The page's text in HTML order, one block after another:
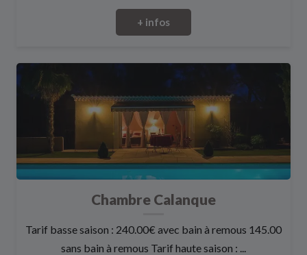
+ infos
Chambre Calanque
Tarif basse saison : 240.00€ avec bain à remous 145.00
sans bain à remous Tarif haute saison : ...